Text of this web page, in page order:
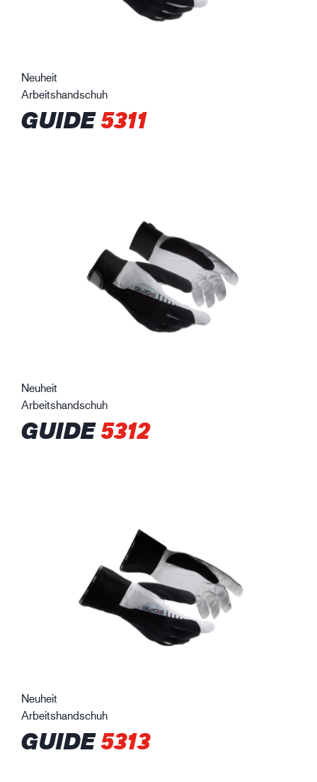
Neuheit
Arbeitshandschuh
GUIDE5311
Neuheit
Arbeitshandschuh
GUIDE5312
Neuheit
Arbeitshandschuh
GUIDE5313